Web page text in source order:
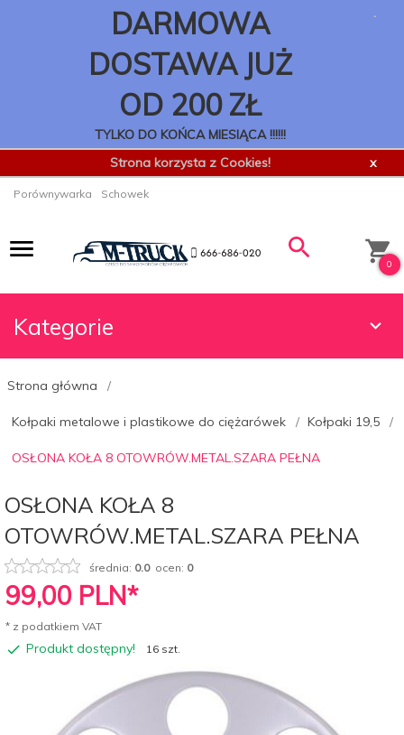
DARMOWA
DOSTAWA JUŻ
OD 200 ZŁ
TYLKO DO KOŃCA MIESIĄCA !!!!!!
.
Strona korzysta z Cookies! x
Porównywarka Schowek
0
Kategorie
Strona główna
Kołpaki metalowe i plastikowe do ciężarówek Kołpaki 19,5
OSŁONA KOŁA 8 OTOWRÓW.METAL.SZARA PEŁNA
OSŁONA KOŁA 8
OTOWRÓW.METAL.SZARA PEŁNA
średnia: 0.0ocen: 0
99,00 PLN*
* z podatkiem VAT
Produkt dostępny! 16 szt.